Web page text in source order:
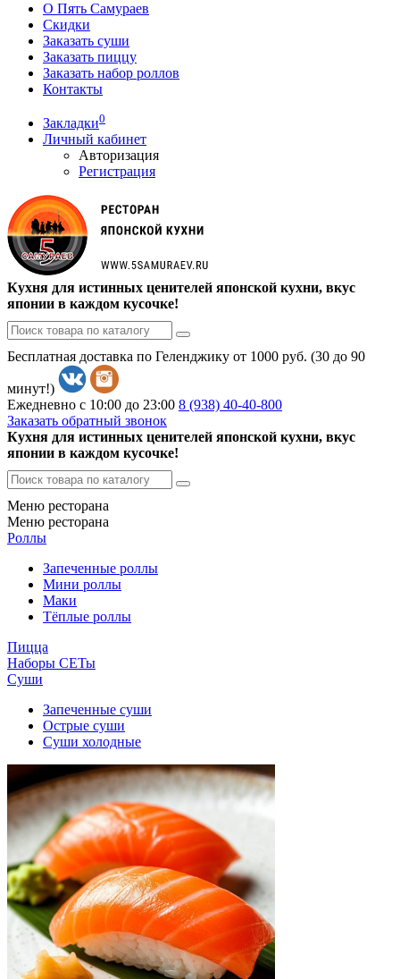
О Пять Самураев
Скидки
Заказать суши
Заказать пиццу
Заказать набор роллов
Контакты
Закладки0
Личный кабинет
Авторизация
Регистрация
Кухня для истинных ценителей японской кухни, вкус
японии в каждом кусочке!
Бесплатная доставка по Геленджику от 1000 руб. (30 до 90
минут!)
Ежедневно с 10:00 до 23:00 8 (938) 40-40-800
Заказать обратный звонок
Кухня для истинных ценителей японской кухни, вкус
японии в каждом кусочке!
Меню ресторана
Меню ресторана
Роллы
Запеченные роллы
Мини роллы
Маки
Тёплые роллы
Пицца
Наборы СЕТы
Суши
Запеченные суши
Острые суши
Суши холодные